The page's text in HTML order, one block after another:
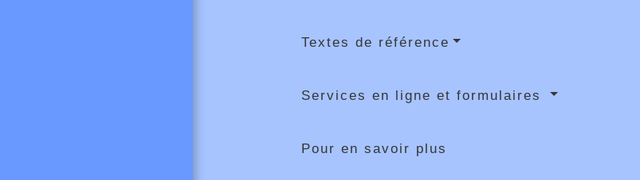
Textes de référence
Services en ligne et formulaires
Pour en savoir plus